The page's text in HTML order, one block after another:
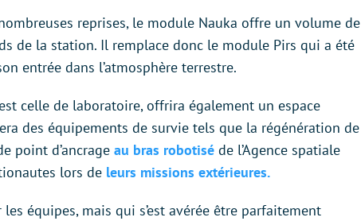
reprises, le module Nauka offre un volume de
de la station. Il remplace donc le module Pirs qui a été
entrée dans l’atmosphère terrestre.
celle de laboratoire, offrira également un espace
des équipements de survie tels que la régénération de
point d’ancrage au bras robotisé de l’Agence spatiale
lors de leurs missions extérieures.
équipes, mais qui s’est avérée être parfaitement